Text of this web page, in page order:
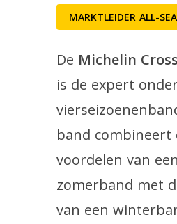
MARKTLEIDER ALL-
De Michelin
is de expert
band combineert
voordelen van een
zomerband met
van een